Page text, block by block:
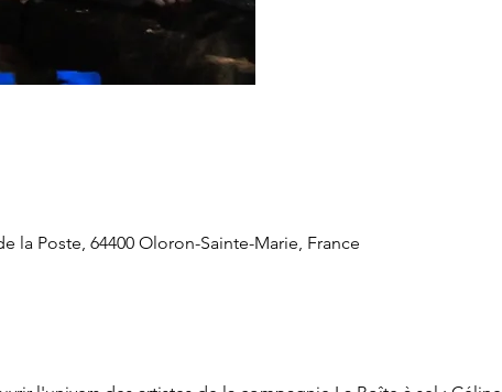
la Poste, 64400 Oloron-Sainte-Marie, France